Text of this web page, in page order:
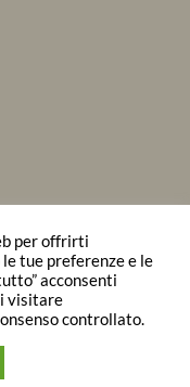
per offrirti
tue preferenze e le
acconsenti
visitare
controllato.